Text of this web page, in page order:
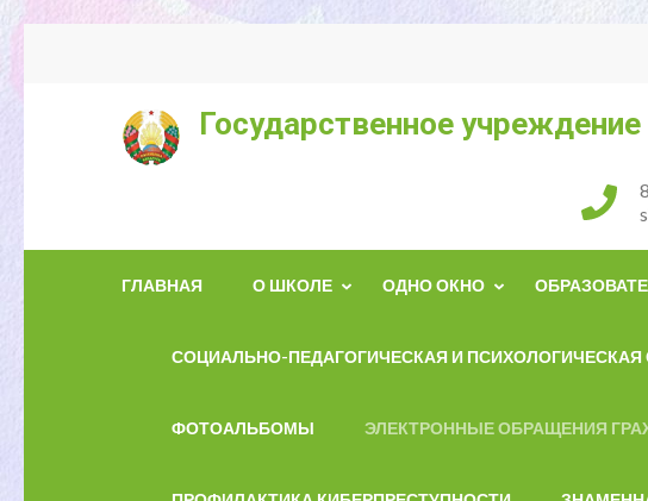
Государственное
ГЛАВНАЯ О ШКОЛЕ ОДНО ОКНО
СОЦИАЛЬНО-ПЕДАГОГИЧЕСКАЯ И ПСИХОЛОГИЧЕСКАЯ
ФОТОАЛЬБОМЫ ЭЛЕКТРОННЫЕ ОБРАЩЕНИЯ